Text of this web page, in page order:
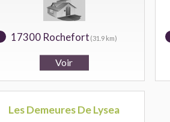
17300 Rochefort (31.9 km)
Les Demeures De Lysea